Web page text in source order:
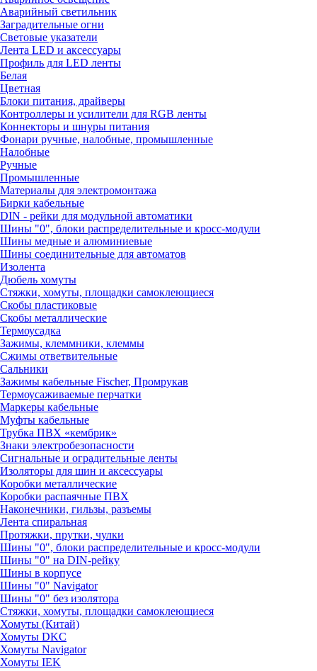
Аварийный светильник
Заградительные огни
Световые указатели
Лента LED и аксессуары
Профиль для LED ленты
Белая
Цветная
Блоки питания, драйверы
Контроллеры и усилители для RGB ленты
Коннекторы и шнуры питания
Фонари ручные, налобные, промышленные
Налобные
Ручные
Промышленные
Материалы для электромонтажа
Бирки кабельные
DIN - рейки для модульной автоматики
Шины "0", блоки распределительные и кросс-модули
Шины медные и алюминиевые
Шины соединительные для автоматов
Изолента
Дюбель хомуты
Стяжки, хомуты, площадки самоклеющиеся
Скобы пластиковые
Скобы металлические
Термоусадка
Зажимы, клеммники, клеммы
Сжимы ответвительные
Сальники
Зажимы кабельные Fischer, Промрукав
Термоусаживаемые перчатки
Маркеры кабельные
Муфты кабельные
Трубка ПВХ «кембрик»
Знаки электробезопасности
Сигнальные и оградительные ленты
Изоляторы для шин и аксессуары
Коробки металлические
Коробки распаячные ПВХ
Наконечники, гильзы, разъемы
Лента спиральная
Протяжки, прутки, чулки
Шины "0", блоки распределительные и кросс-модули
Шины "0" на DIN-рейку
Шины в корпусе
Шины "0" Navigator
Шины "0" без изолятора
Стяжки, хомуты, площадки самоклеющиеся
Хомуты (Китай)
Хомуты DKC
Хомуты Navigator
Хомуты IEK